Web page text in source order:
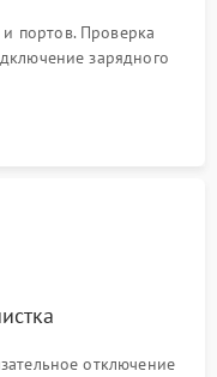
портов. Проверка
зарядного
тока с помощью
проблемы.
отключение